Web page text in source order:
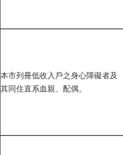
本市列冊低收入戶之身心障礙者及
其同住直系血親、配偶。